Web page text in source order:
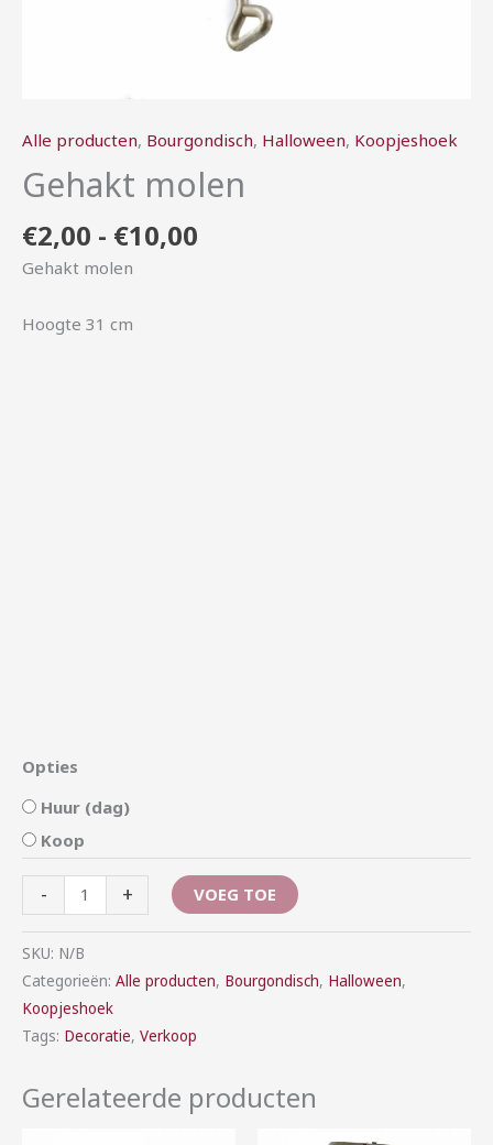
Alle producten, Bourgondisch, Halloween, Koopjeshoek
Gehakt molen
€2,00 - €10,00
Gehakt molen
Hoogte 31 cm
Opties
Huur (dag)
Koop
- + VOEG TOE
SKU: N/B
Categorieën: Alle producten, Bourgondisch, Halloween,
Koopjeshoek
Tags: Decoratie, Verkoop
Gerelateerde producten